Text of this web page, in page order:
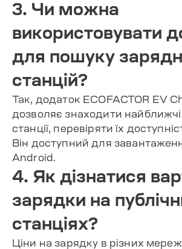
3. Чи можна
використовувати
для пошуку
станцій?
Так, додаток ECOFACTOR EV
дозволяє знаходити найближчі
станції, перевіряти їх
Він доступний для
Android.
4. Як дізнатися
зарядки на
станціях?
Ціни на зарядку в різних